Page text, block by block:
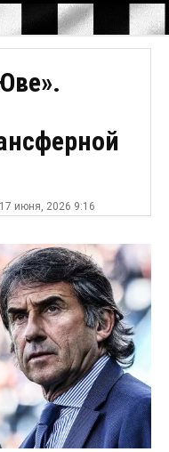
17 июня, 2026 9:16